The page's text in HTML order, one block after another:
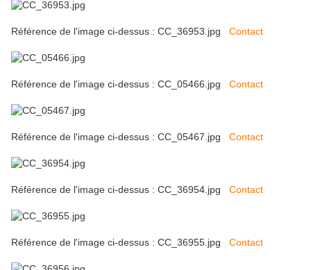
Référence de l'image ci-dessus : CC_36953.jpg Contact
Référence de l'image ci-dessus : CC_05466.jpg Contact
Référence de l'image ci-dessus : CC_05467.jpg Contact
Référence de l'image ci-dessus : CC_36954.jpg Contact
Référence de l'image ci-dessus : CC_36955.jpg Contact